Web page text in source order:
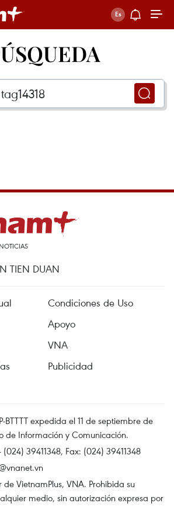
TIEN DUAN
Condiciones de Uso
Apoyo
VNA
Publicidad
BTTTT expedida el 11 de septiembre de
de Información y Comunicación.
(024) 39411348, Fax: (024) 39411348
VietnamPlus, VNA. Prohibida su
medio, sin autorización expresa por